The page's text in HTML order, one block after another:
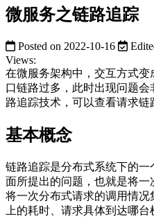
微服务之链路追踪
Posted on 2022-10-16
Views:
在微服务架构中，交互方式
口链路过多，此时出现问题
路追踪技术，可以查看请求链
基本概念
链路追踪是分布式系统下的
面所提出的问题，也就是将一
将一次分布式请求的调用情
上的耗时、请求具体到达哪